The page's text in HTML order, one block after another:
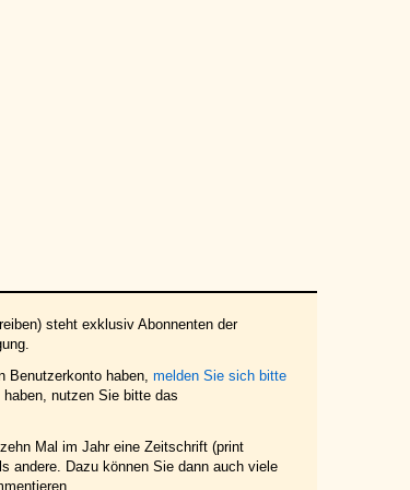
steht exklusiv Abonnenten der
Benutzerkonto haben, melden Sie sich bitte
nutzen Sie bitte das
Mal im Jahr eine Zeitschrift (print
andere. Dazu können Sie dann auch viele